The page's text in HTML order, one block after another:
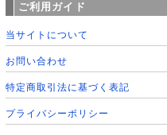
ご利用ガイド
当サイトについて
お問い合わせ
特定商取引法に基づく表記
プライバシーポリシー